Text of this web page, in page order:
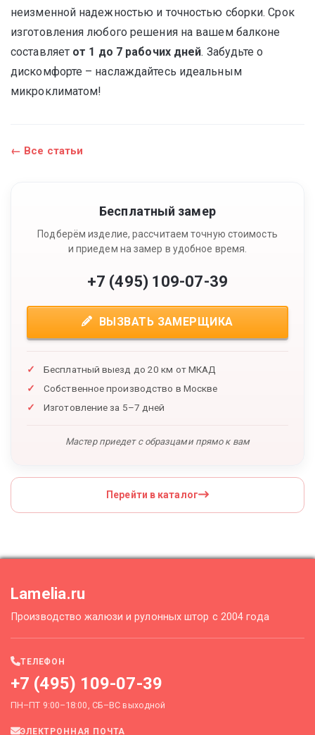
неизменной надежностью и точностью сборки. Срок
изготовления любого решения на вашем балконе
составляет от 1 до 7 рабочих дней. Забудьте о
дискомфорте – наслаждайтесь идеальным
микроклиматом!
← Все статьи
Бесплатный замер
Подберём изделие, рассчитаем точную стоимость
и приедем на замер в удобное время.
+7 (495) 109-07-39
ВЫЗВАТЬ ЗАМЕРЩИКА
Бесплатный выезд до 20 км от МКАД
Собственное производство в Москве
Изготовление за 5–7 дней
Мастер приедет с образцами прямо к вам
Перейти в каталог
Lamelia.ru
Производство жалюзи и рулонных штор с 2004 года
ТЕЛЕФОН
+7 (495) 109-07-39
ПН–ПТ 9:00–18:00, СБ–ВС выходной
ЭЛЕКТРОННАЯ ПОЧТА